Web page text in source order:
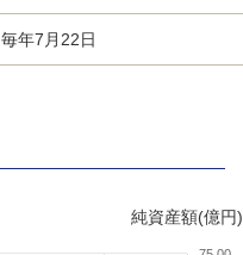
毎年7月22日
純資産額(億円)